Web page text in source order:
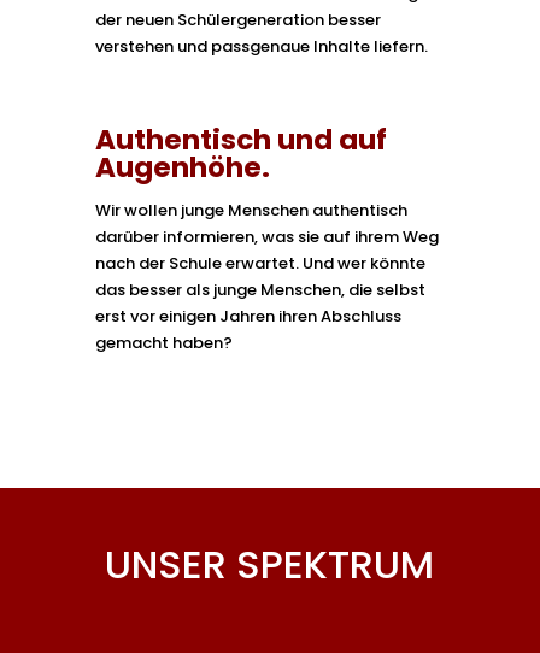
der neuen Schülergeneration besser
verstehen und passgenaue Inhalte liefern.
Authentisch und auf
Augenhöhe.
Wir wollen junge Menschen authentisch
darüber informieren, was sie auf ihrem Weg
nach der Schule erwartet. Und wer könnte
das besser als junge Menschen, die selbst
erst vor einigen Jahren ihren Abschluss
gemacht haben?
UNSER SPEKTRUM